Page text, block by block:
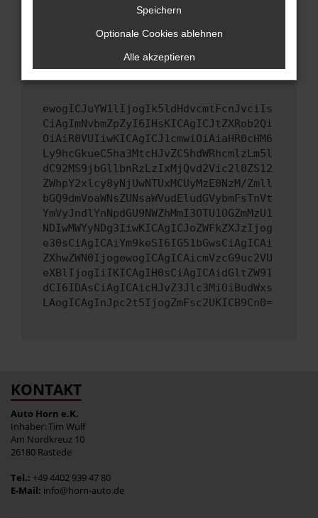
Wenn du alle oben genannten Schritte versucht
hast, kontaktiere uns bitte. Wir werden
versuchen, das Problem zu beheben. Du kannst
uns diesen Text schicken, um uns bei der
ewogICJuYW1lIjogIk5ldHdvcmtFcnJvciIs
CiAgImNvbmZpZyI6IHsKICAgICJtZXRob2Qi
OiAiR0VUIiwKICAgICJ1cmwiOiAiaHR0cHM6
Ly9hcGkueC5ha3MtcHJvZC5hdWRhcmlzLm5l
dC92MS9jbGllbnRzLzIxMjQvd2Vic2l0ZS12
ZWhpY2xlcy8yNjUwNTUxMCUyMzE0NzM/Zmll
bGQ9dmVoaWNsZUNsaWVudEludGVybmFsTnVt
YmVyJndlYnNpdGU9NWZhMmI3OTU1OGZmMzU1
NDIwMWYyNDg3IiwKICAgICJoZWFkZXJzIjog
e30sCiAgICAiYm9keSI6IG51bGwsCiAgICAi
ZXhwZWN0IjogewogICAgICAicmVzcG9uc2VU
eXBlIjogIiIKICAgIH0sCiAgICAidGltZW91
dCI6IDAsCiAgICAicHJvZ3Jlc3MiOiBudWxs
LAogICAgInJpc2t5IjogZmFsc2UKICB9Cn0=
KONTAKT
Auto Horn e.K.
Inhaber: Tim Wulf
Am Nordkreuz 10
26180 Rastede
Tel.: +49 4402 939 47 80
E-Mail: info@horn-auto.de
Speichern
Optionale Cookies ablehnen
Alle akzeptieren